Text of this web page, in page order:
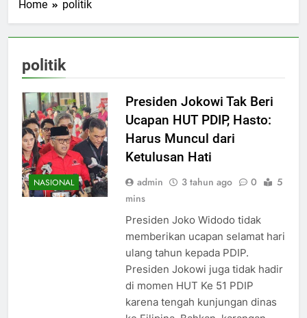
Home politik
politik
NASIONAL
Presiden Jokowi Tak Beri
Ucapan HUT PDIP, Hasto:
Harus Muncul dari
Ketulusan Hati
admin 3 tahun ago 0
5
mins
Presiden Joko Widodo tidak
memberikan ucapan selamat hari
ulang tahun kepada PDIP.
Presiden Jokowi juga tidak hadir
di momen HUT Ke 51 PDIP
karena tengah kunjungan dinas